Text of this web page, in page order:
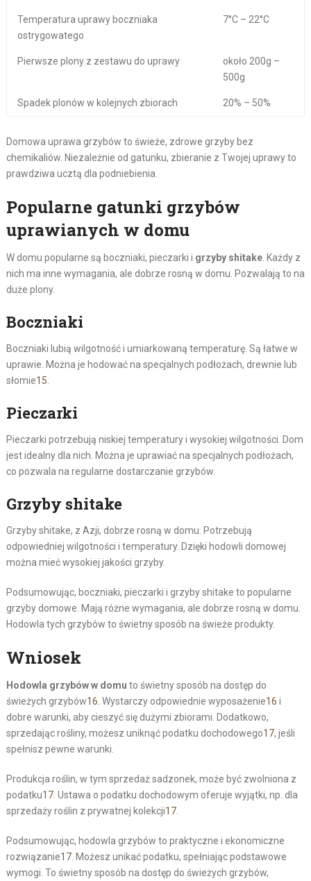
Temperatura uprawy boczniaka
ostrygowatego
7°C – 22°C
Pierwsze plony z zestawu do uprawy
około 200g –
500g
Spadek plonów w kolejnych zbiorach 20% – 50%
Domowa uprawa grzybów to świeże, zdrowe grzyby bez
chemikaliów. Niezależnie od gatunku, zbieranie z Twojej uprawy to
prawdziwa ucztą dla podniebienia.
Popularne gatunki grzybów
uprawianych w domu
W domu popularne są boczniaki, pieczarki i grzyby shitake. Każdy z
nich ma inne wymagania, ale dobrze rosną w domu. Pozwalają to na
duże plony.
Boczniaki
Boczniaki lubią wilgotność i umiarkowaną temperaturę. Są łatwe w
uprawie. Można je hodować na specjalnych podłożach, drewnie lub
słomie15
Pieczarki
Pieczarki potrzebują niskiej temperatury i wysokiej wilgotności. Dom
jest idealny dla nich. Można je uprawiać na specjalnych podłożach,
co pozwala na regularne dostarczanie grzybów.
Grzyby shitake
Grzyby shitake, z Azji, dobrze rosną w domu. Potrzebują
odpowiedniej wilgotności i temperatury. Dzięki hodowli domowej
można mieć wysokiej jakości grzyby.
Podsumowując, boczniaki, pieczarki i grzyby shitake to popularne
grzyby domowe. Mają różne wymagania, ale dobrze rosną w domu.
Hodowla tych grzybów to świetny sposób na świeże produkty.
Wniosek
Hodowla grzybów w domu to świetny sposób na dostęp do
świeżych grzybów16 . Wystarczy odpowiednie wyposażenie16 i
dobre warunki, aby cieszyć się dużymi zbiorami. Dodatkowo,
sprzedając rośliny, możesz uniknąć podatku dochodowego17, jeśli
spełnisz pewne warunki.
Produkcja roślin, w tym sprzedaż sadzonek, może być zwolniona z
podatku17. Ustawa o podatku dochodowym oferuje wyjątki, np. dla
sprzedaży roślin z prywatnej kolekcji17.
Podsumowując, hodowla grzybów to praktyczne i ekonomiczne
rozwiązanie17. Możesz unikać podatku, spełniając podstawowe
wymogi. To świetny sposób na dostęp do świeżych grzybów,